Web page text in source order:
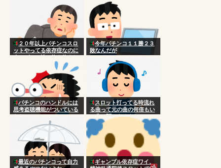
２０年以上パチンコスロ
ットやってる依存症なのに
今のゲーム性に飽き飽きし
今年パチンコ１１勝２３
敗なんだが
パチンコのハンドルには
思考盗聴機能がついている
らしい
スロット打ってる時流れ
る曲って元の曲の何倍もい
い曲に聞こえるよね
最近のパチンコって自力
ギャンブル依存症ワイ、